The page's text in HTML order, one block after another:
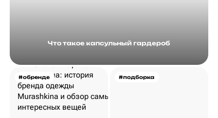
Что такое капсульный гардероб
#обренде #подборка